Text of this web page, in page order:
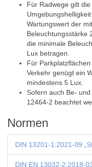
Für Radwege gilt
Wartungswert der
Beleuchtungsstärke
die minimale
Lux betragen.
Für
Verkehr genügt ein
mindestens 5 Lux.
Sofern auch Be-
12464-2 beachtet
Normen
DIN 13201-1:2021-09
DIN EN 13032-2:2018-